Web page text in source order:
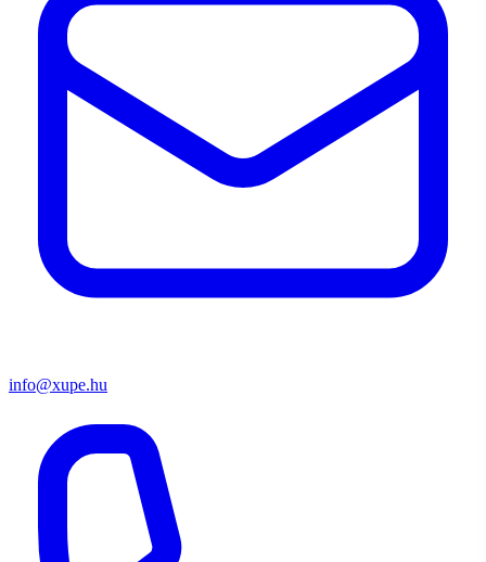
info@xupe.hu